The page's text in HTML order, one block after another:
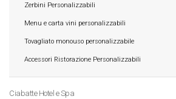
Zerbini Personalizzabili
Menu e carta vini personalizzabili
Tovagliato monouso personalizzabile
Accessori Ristorazione Personalizzabili
Ciabatte Hotel e Spa